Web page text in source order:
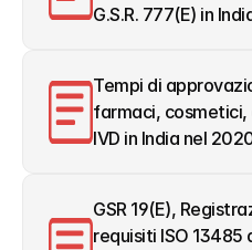
G.S.R. 777(E) in
Tempi di
farmaci,
IVD in India nel
GSR 19(E),
requisiti ISO 13485